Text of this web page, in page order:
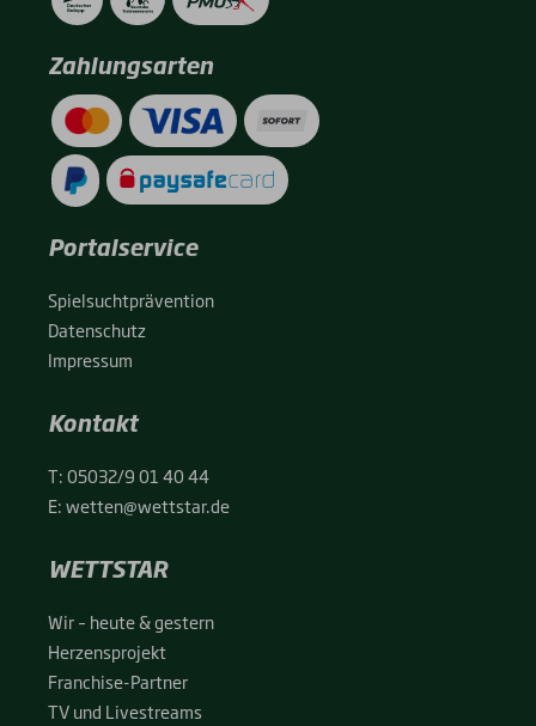
Zahlungsarten
Portalservice
Spiel­sucht­prä­ven­ti­on
Daten­schutz
Impres­sum
Kontakt
T:05032/9 01 40 44
E:wetten@wettstar.de
WETTSTAR
Wir – heu­te & ges­tern
Her­zens­pro­jekt
Fran­chise-Par­t­­ner
TV und Live­streams